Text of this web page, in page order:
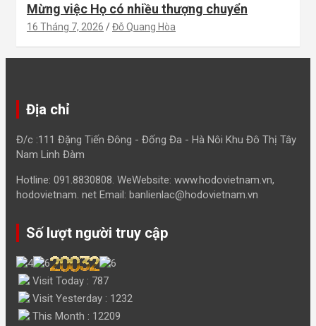
Mừng việc Họ có nhiều thượng chuyển
16 Tháng 7, 2026 Đỗ Quang Hòa
Địa chỉ
Đ/c :111 Đặng Tiến Đông - Đống Đa - Hà Nôi Khu Đô Thị Tây
Nam Linh Đàm
Hotline: 091.8830808. WeWebsite: www.hodovietnam.vn,
hodovietnam. net Email: banlienlac@hodovietnam.vn
Số lượt người truy cập
Visit Today : 787
Visit Yesterday : 1232
This Month : 12209